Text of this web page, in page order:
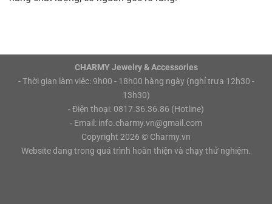
CHARMY Jewelry & Accessories
- Thời gian làm việc: 9h00 - 18h00 hàng ngày (nghỉ trưa 12h30 -
13h30)
- Điện thoại: 0817.36.36.86 (Hotline)
- Email: info.charmy.vn@gmail.com
Copyright 2026 © Charmy.vn
Website đang trong quá trình hoàn thiện và chạy thử nghiệm.